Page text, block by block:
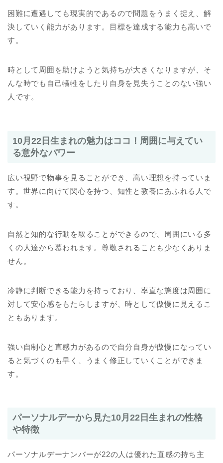
困難に遭遇しても現実的であるので問題をうまく捉え、解
決していく能力があります。目標を達成する能力も高いで
す。
時として周囲を助けようと気持ちが大きくなりますが、そ
んな時でも自己犠牲をしたり自身を見失うことのない強い
人です。
10月22日生まれの魅力はココ！周囲に与えてい
る意外なパワー
広い視野で物事を見ることができ、高い理想を持っていま
す。世界に向けて関心を持つ、知性と教養にあふれる人で
す。
自然と知的な行動を取ることができるので、周囲にいる多
くの人達から慕われます。尊敬されることも少なくありま
せん。
冷静に判断できる能力を持っており、率直な態度は周囲に
対して安心感をもたらしますが、時として傲慢に見えるこ
ともあります。
強い自制心と直感力があるので自分自身が傲慢になってい
ると気づくのも早く、うまく修正していくことができま
す。
パーソナルデーから見た10月22日生まれの性格
や特徴
パーソナルデーナンバーが22の人は優れた直感の持ち主